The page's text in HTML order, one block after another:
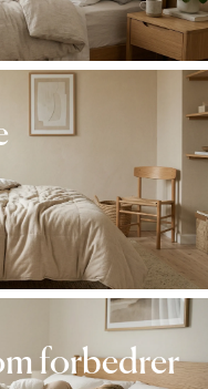
forbedrer